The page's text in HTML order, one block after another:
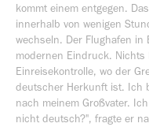
kommt einem entgegen.
innerhalb von wenigen
wechseln. Der Flughafen in
modernen Eindruck.
Einreisekontrolle, wo der
deutscher Herkunft ist. Ich
nach meinem Großvater.
nicht deutsch?", fragte er